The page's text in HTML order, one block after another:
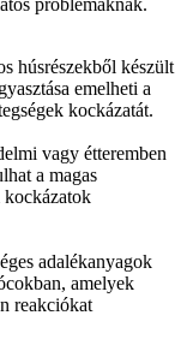
húsrészekből készült
emelheti a
kockázatát.
vagy étteremben
a magas
kockázatok
adalékanyagok
amelyek
reakciókat